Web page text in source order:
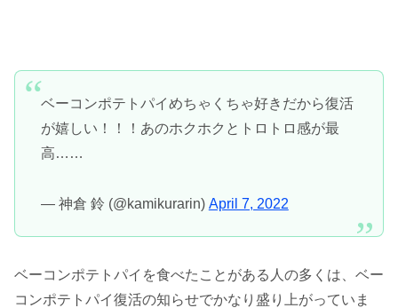
ベーコンポテトパイめちゃくちゃ好きだから復活
が嬉しい！！！あのホクホクとトロトロ感が最
高……
— 神倉 鈴 (@kamikurarin) April 7, 2022
ベーコンポテトパイを食べたことがある人の多くは、ベー
コンポテトパイ復活の知らせでかなり盛り上がっていま